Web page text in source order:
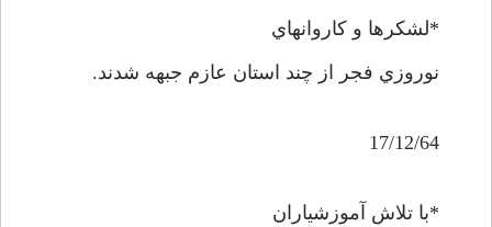
*لشکرها و کاروانهاي
نوروزي فجر از چند استان عازم جبهه شدند.
17/12/64
*با تلاش آموزشياران